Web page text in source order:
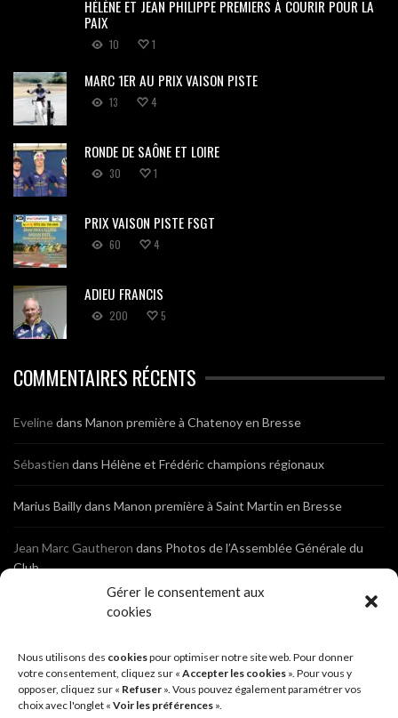
Gérer le consentement aux
cookies
Nous utilisons des cookiespour optimiser notre site web. Pour donner
votre consentement, cliquez sur « Accepter les cookies ». Pour vous y
opposer, cliquez sur « Refuser ». Vous pouvez également paramétrer vos
choix avec l'onglet « Voir les préférences ».
HÉLÈNE ET JEAN PHILIPPE PREMIERS À COURIR POUR LA
PAIX
10 1
MARC 1ER AU PRIX VAISON PISTE
13 4
RONDE DE SAÔNE ET LOIRE
30 1
PRIX VAISON PISTE FSGT
60 4
ADIEU FRANCIS
200 5
COMMENTAIRES RÉCENTS
Evelinedans Manon première à Chatenoy en Bresse
Sébastien dans Hélène et Frédéric champions régionaux
Marius Baillydans Manon première à Saint Martin en Bresse
Jean Marc Gautheron dans Photos de l’Assemblée Générale du
Club
Photos de l’Assemblée Générale du Club
Sébastien dans Cyclocross de Brochon (21)
Breniauxdans Cyclocross de Brochon (21)